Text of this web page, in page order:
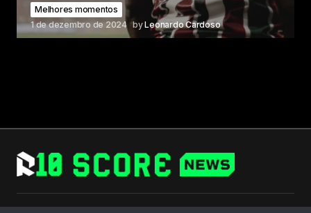
Melhores momentos
1 de dezembro de 2024 byLeonardo Cardoso